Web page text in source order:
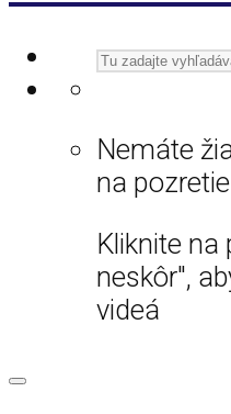
Nemáte
na
Kliknite na
neskôr",
videá